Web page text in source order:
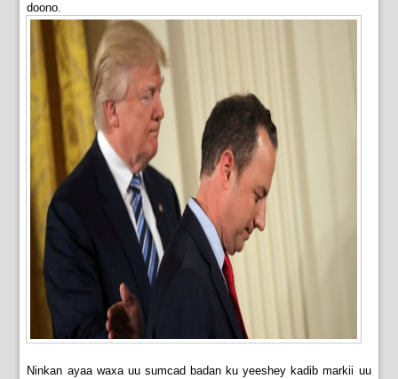
doono.
Ninkan ayaa waxa uu sumcad badan ku yeeshey kadib markii uu